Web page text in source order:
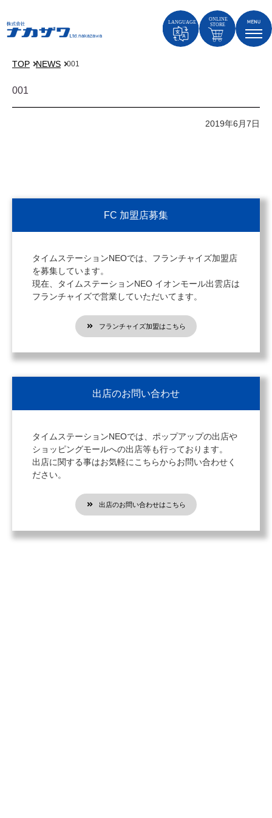
TOP NEWS 001
001
2019年6月7日
FC 加盟店募集
タイムステーションNEOでは、フランチャイズ加盟店
を募集しています。
現在、タイムステーションNEO イオンモール出雲店は
フランチャイズで営業していただいてます。
フランチャイズ加盟はこちら
出店のお問い合わせ
タイムステーションNEOでは、ポップアップの出店や
ショッピングモールへの出店等も行っております。
出店に関する事はお気軽にこちらからお問い合わせく
ださい。
出店のお問い合わせはこちら